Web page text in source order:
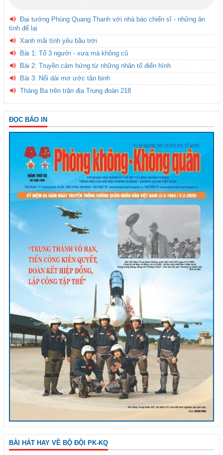
Đại tướng Phùng Quang Thanh với nhà báo chiến sĩ - những ân
tình để lại
Xanh mãi tình yêu bầu trời
Bài 1: Tổ 3 người - xưa mà không cũ
Bài 2: Truyền cảm hứng từ những nhân tố điển hình
Bài 3: Nối dài mơ ước tân binh
Tháng Ba trên trận địa Trung đoàn 218
ĐỌC BÁO IN
BÀI HÁT HAY VỀ BỘ ĐỘI PK-KQ